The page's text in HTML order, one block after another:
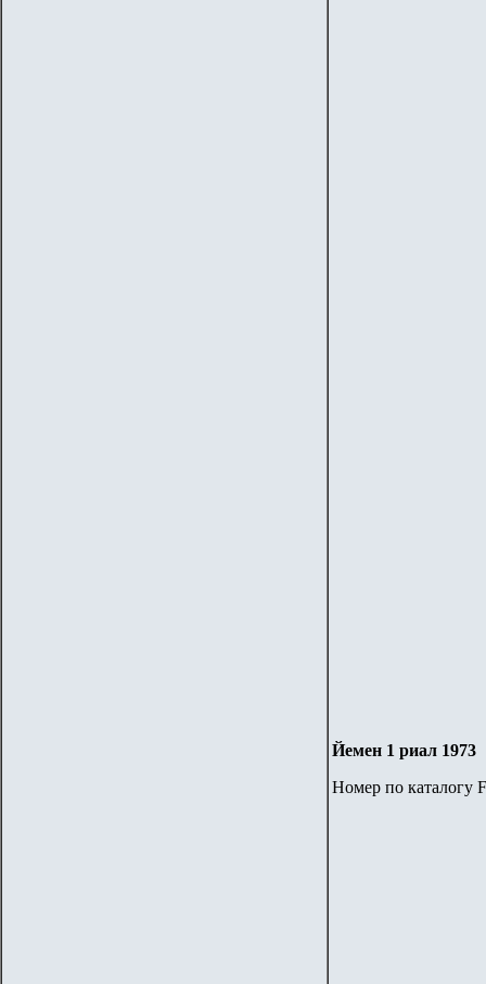
Йемен 1 риал 1973
Номер по каталогу